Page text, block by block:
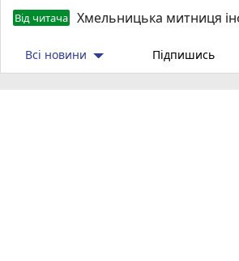
Від читача Хмельницька митниця
Всі новини Підпишись